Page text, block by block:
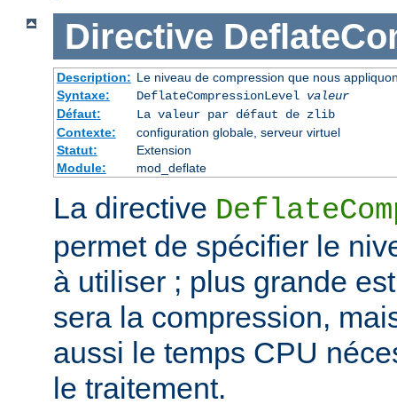
Directive
Description: Le niveau de compression que nous
Syntaxe:
DeflateCompressionLevel valeur
Défaut:
La valeur par défaut de zlib
Contexte:
configuration globale, serveur virtuel
Statut:
Extension
Module:
mod_deflate
La directive
permet de spécifier le
à utiliser ; plus grande
sera la compression,
aussi le temps CPU
le traitement.